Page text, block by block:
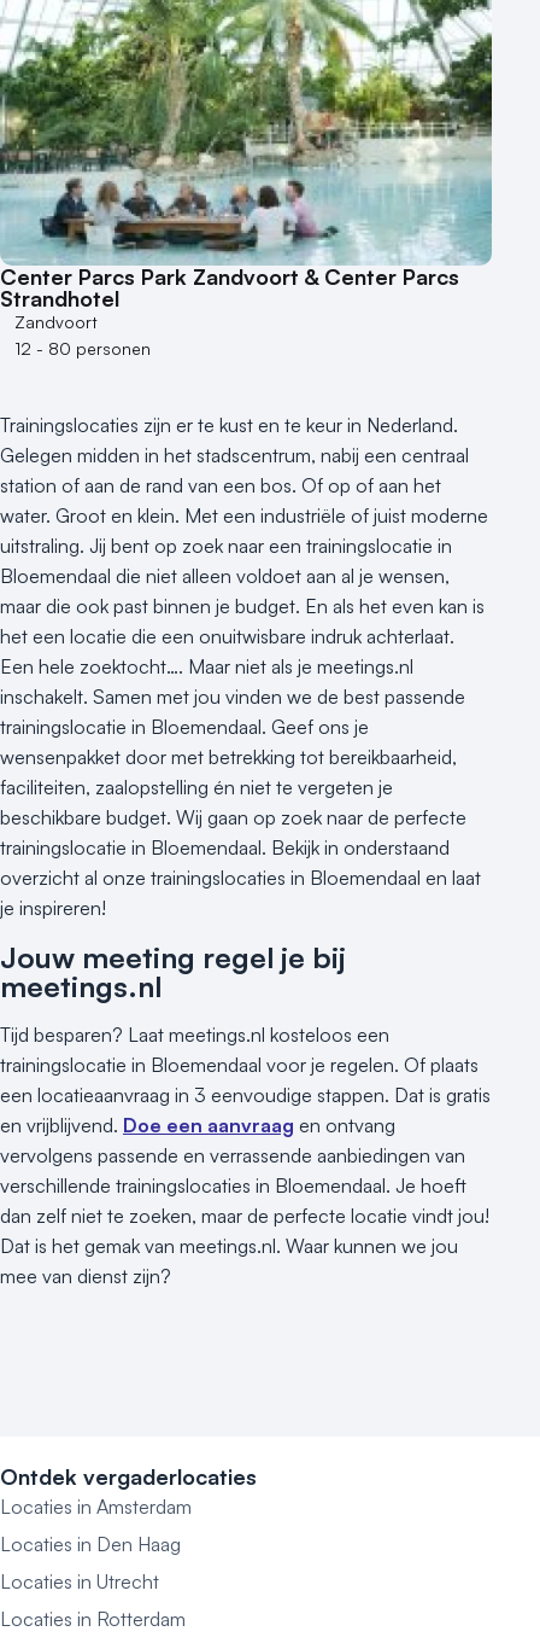
Center Parcs Park Zandvoort & Center Parcs
Strandhotel
Zandvoort
12 - 80 personen
Trainingslocaties zijn er te kust en te keur in Nederland.
Gelegen midden in het stadscentrum, nabij een centraal
station of aan de rand van een bos. Of op of aan het
water. Groot en klein. Met een industriële of juist moderne
uitstraling. Jij bent op zoek naar een trainingslocatie in
Bloemendaal die niet alleen voldoet aan al je wensen,
maar die ook past binnen je budget. En als het even kan is
het een locatie die een onuitwisbare indruk achterlaat.
Een hele zoektocht…. Maar niet als je meetings.nl
inschakelt. Samen met jou vinden we de best passende
trainingslocatie in Bloemendaal. Geef ons je
wensenpakket door met betrekking tot bereikbaarheid,
faciliteiten, zaalopstelling én niet te vergeten je
beschikbare budget. Wij gaan op zoek naar de perfecte
trainingslocatie in Bloemendaal. Bekijk in onderstaand
overzicht al onze trainingslocaties in Bloemendaal en laat
je inspireren!
Jouw meeting regel je bij
meetings.nl
Tijd besparen? Laat meetings.nl kosteloos een
trainingslocatie in Bloemendaal voor je regelen. Of plaats
een locatieaanvraag in 3 eenvoudige stappen. Dat is gratis
en vrijblijvend. Doe een aanvraag en ontvang
vervolgens passende en verrassende aanbiedingen van
verschillende trainingslocaties in Bloemendaal. Je hoeft
dan zelf niet te zoeken, maar de perfecte locatie vindt jou!
Dat is het gemak van meetings.nl. Waar kunnen we jou
mee van dienst zijn?
Ontdek vergaderlocaties
Locaties in Amsterdam
Locaties in Den Haag
Locaties in Utrecht
Locaties in Rotterdam